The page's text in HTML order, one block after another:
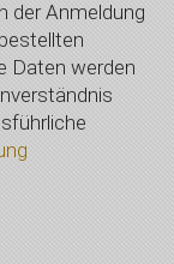
der Anmeldung
Daten werden